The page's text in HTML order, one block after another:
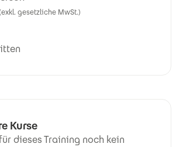
gesetzliche MwSt.)
Kurse
dieses Training noch kein